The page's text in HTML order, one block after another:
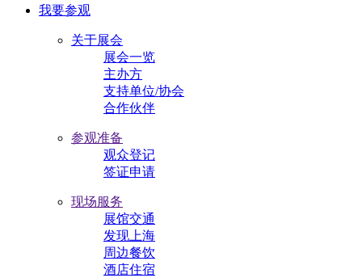
我要参观
关于展会
展会一览
主办方
支持单位/协会
合作伙伴
参观准备
观众登记
签证申请
现场服务
展馆交通
发现上海
周边餐饮
酒店住宿